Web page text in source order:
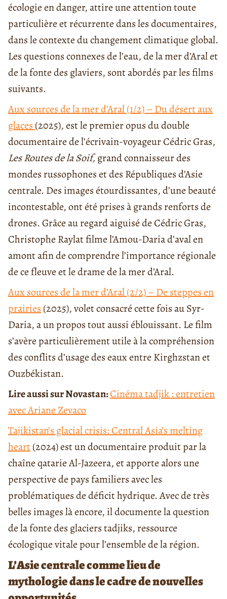
écologie en danger, attire une attention toute
particulière et récurrente dans les documentaires,
dans le contexte du changement climatique global.
Les questions connexes de l’eau, de la mer d’Aral et
de la fonte des glaviers, sont abordés par les films
suivants.
Aux sources de la mer d’Aral (1/2) – Du désert aux
glaces (2025), est le premier opus du double
documentaire de l’écrivain-voyageur Cédric Gras,
Les Routes de la Soif,grand connaisseur des
mondes russophones et des Républiques d’Asie
centrale. Des images étourdissantes, d’une beauté
incontestable, ont été prises à grands renforts de
drones. Grâce au regard aiguisé de Cédric Gras,
Christophe Raylat filme l’Amou-Daria d’aval en
amont afin de comprendre l’importance régionale
de ce fleuve et le drame de la mer d’Aral.
Aux sources de la mer d’Aral (2/2) – De steppes en
prairies (2025), volet consacré cette fois au Syr-
Daria, a un propos tout aussi éblouissant. Le film
s’avère particulièrement utile à la compréhension
des conflits d’usage des eaux entre Kirghzstan et
Ouzbékistan.
Lire aussi sur Novastan:Cinéma tadjik : entretien
avec Ariane Zevaco
Tajikistan’s glacial crisis: Central Asia’s melting
heart(2024) est un documentaire produit par la
chaîne qatarie Al-Jazeera, et apporte alors une
perspective de pays familiers avec les
problématiques de déficit hydrique. Avec de très
belles images là encore, il documente la question
de la fonte des glaciers tadjiks, ressource
écologique vitale pour l’ensemble de la région.
L’Asie centrale comme lieu de
mythologie dans le cadre de nouvelles